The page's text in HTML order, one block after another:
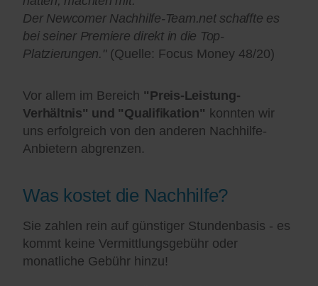
Der Newcomer Nachhilfe-Team.net schaffte es
bei seiner Premiere direkt in die Top-
Platzierungen."(Quelle: Focus Money 48/20)
Vor allem im Bereich "Preis-Leistung-
Verhältnis" und "Qualifikation" konnten wir
uns erfolgreich von den anderen Nachhilfe-
Anbietern abgrenzen.
Was kostet die Nachhilfe?
Sie zahlen rein auf günstiger Stundenbasis - es
kommt keine Vermittlungsgebühr oder
monatliche Gebühr hinzu!